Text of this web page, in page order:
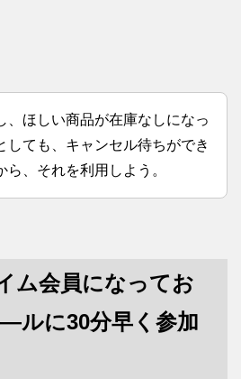
、ほしい商品が在庫なしになっ
しても、キャンセル待ちができ
ら、それを利用しよう。
ム会員になってお
ルに30分早く参加